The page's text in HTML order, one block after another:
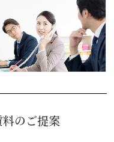
のご提案